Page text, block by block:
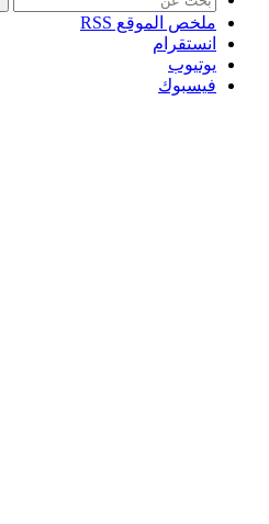
ملخص الموقع RSS
انستقرام
يوتيوب
فيسبوك